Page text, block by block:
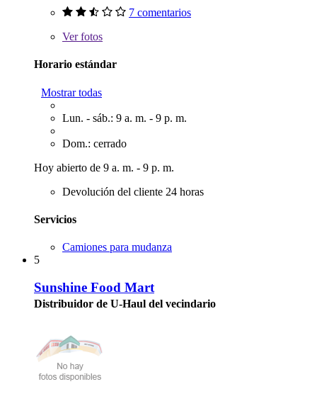
7 comentarios
Verfotos
Horario estándar
Mostrar todas
Lun. - sáb.: 9 a. m. - 9 p. m.
Dom.: cerrado
Hoy abierto de 9 a. m. - 9 p. m.
Devolución del cliente 24 horas
Servicios
Camiones para mudanza
5
Sunshine Food Mart
Distribuidor de U-Haul del vecindario